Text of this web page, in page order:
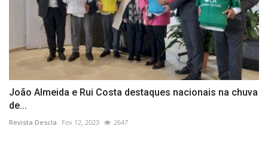
João Almeida e Rui Costa destaques nacionais na chuva
de...
Revista Descla Fev 12, 2023 2647